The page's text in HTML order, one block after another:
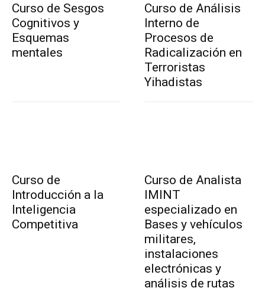
Curso de Sesgos
Cognitivos y
Esquemas
mentales
Curso de Análisis
Interno de
Procesos de
Radicalización en
Terroristas
Yihadistas
Curso de
Introducción a la
Inteligencia
Competitiva
Curso de Analista
IMINT
especializado en
Bases y vehículos
militares,
instalaciones
electrónicas y
análisis de rutas